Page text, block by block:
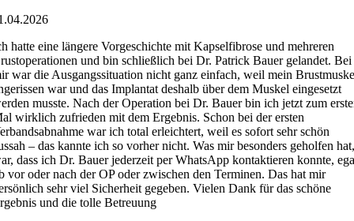
hatte eine längere Vorgeschichte mit Kapselfibrose und mehreren
und bin schließlich bei Dr. Patrick Bauer gelandet. Bei
war die Ausgangssituation nicht ganz einfach, weil mein
war und das Implantat deshalb über dem Muskel eingesetzt
musste. Nach der Operation bei Dr. Bauer bin ich jetzt zum
wirklich zufrieden mit dem Ergebnis. Schon bei der ersten
war ich total erleichtert, weil es sofort sehr schön
– das kannte ich so vorher nicht. Was mir besonders geholfen
dass ich Dr. Bauer jederzeit per WhatsApp kontaktieren konnte,
vor oder nach der OP oder zwischen den Terminen. Das hat mir
sehr viel Sicherheit gegeben. Vielen Dank für das schöne
und die tolle Betreuung